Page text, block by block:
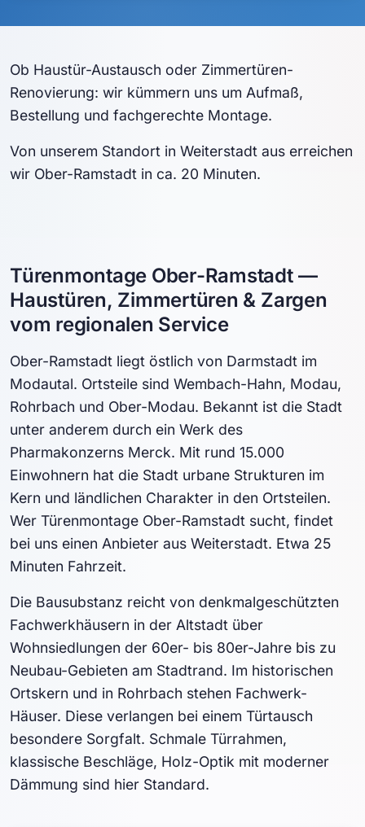
Ob Haustür-Austausch oder Zimmertüren-
Renovierung: wir kümmern uns um Aufmaß,
Bestellung und fachgerechte Montage.
Von unserem Standort in Weiterstadt aus erreichen
wir Ober-Ramstadt in ca. 20 Minuten.
Türenmontage Ober-Ramstadt —
Haustüren, Zimmertüren & Zargen
vom regionalen Service
Ober-Ramstadt liegt östlich von Darmstadt im
Modautal. Ortsteile sind Wembach-Hahn, Modau,
Rohrbach und Ober-Modau. Bekannt ist die Stadt
unter anderem durch ein Werk des
Pharmakonzerns Merck. Mit rund 15.000
Einwohnern hat die Stadt urbane Strukturen im
Kern und ländlichen Charakter in den Ortsteilen.
Wer Türenmontage Ober-Ramstadt sucht, findet
bei uns einen Anbieter aus Weiterstadt. Etwa 25
Minuten Fahrzeit.
Die Bausubstanz reicht von denkmalgeschützten
Fachwerkhäusern in der Altstadt über
Wohnsiedlungen der 60er- bis 80er-Jahre bis zu
Neubau-Gebieten am Stadtrand. Im historischen
Ortskern und in Rohrbach stehen Fachwerk-
Häuser. Diese verlangen bei einem Türtausch
besondere Sorgfalt. Schmale Türrahmen,
klassische Beschläge, Holz-Optik mit moderner
Dämmung sind hier Standard.